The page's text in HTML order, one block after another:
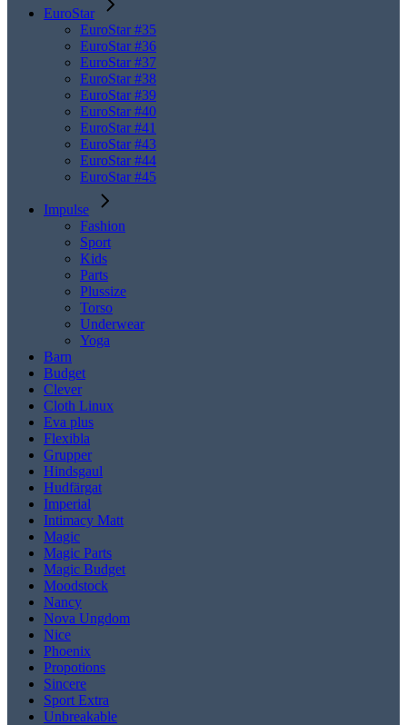
EuroStar
EuroStar #35
EuroStar #36
EuroStar #37
EuroStar #38
EuroStar #39
EuroStar #40
EuroStar #41
EuroStar #43
EuroStar #44
EuroStar #45
Impulse
Fashion
Sport
Kids
Parts
Plussize
Torso
Underwear
Yoga
Barn
Budget
Clever
Cloth Linux
Eva plus
Flexibla
Grupper
Hindsgaul
Hudfärgat
Imperial
Intimacy Matt
Magic
Magic Parts
Magic Budget
Moodstock
Nancy
Nova Ungdom
Nice
Phoenix
Propotions
Sincere
Sport Extra
Unbreakable